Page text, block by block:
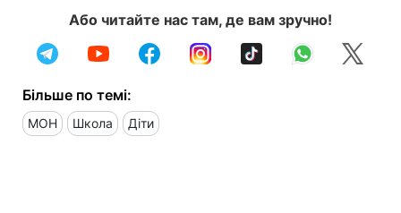
Або читайте нас там, де вам зручно!
Більше по темі:
МОН Школа Діти